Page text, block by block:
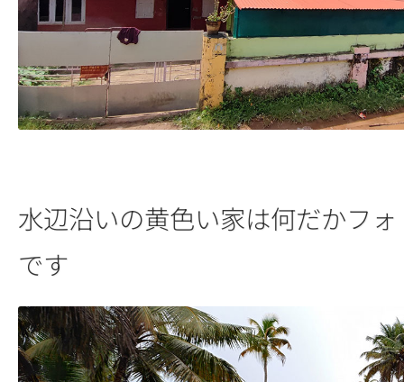
水辺沿いの黄色い家は何だかフ
です